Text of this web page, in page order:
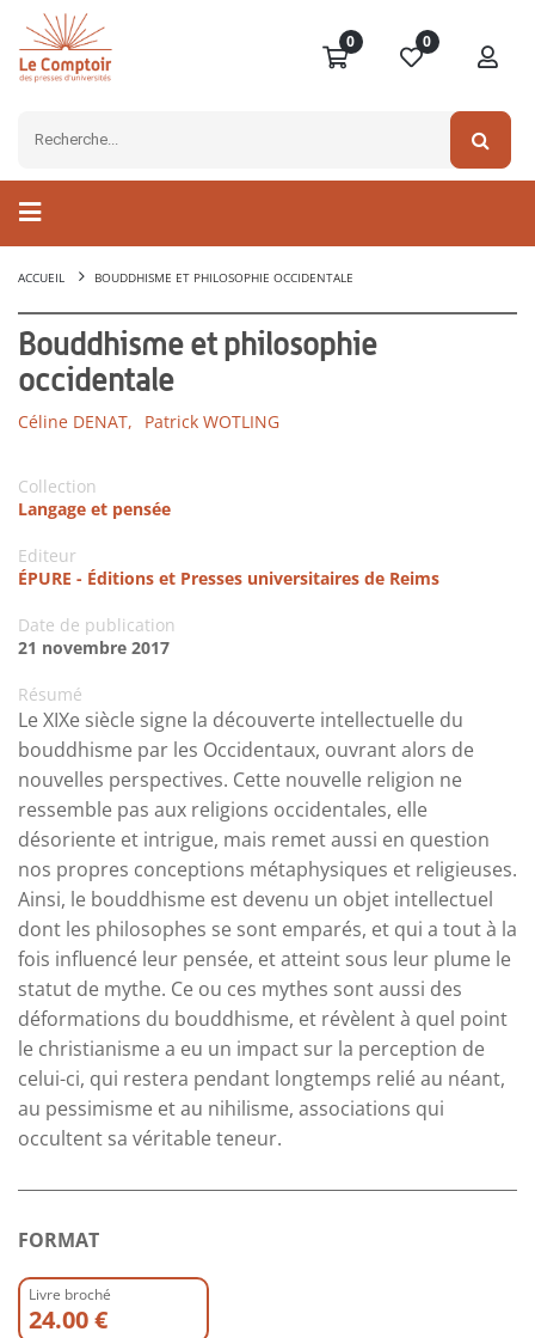
0 0
ACCUEIL BOUDDHISME ET PHILOSOPHIE OCCIDENTALE
Bouddhisme et philosophie
occidentale
Céline DENAT, Patrick WOTLING
Collection
Langage et pensée
Editeur
ÉPURE - Éditions et Presses universitaires de Reims
Date de publication
21 novembre 2017
Résumé
Le XIXe siècle signe la découverte intellectuelle du
bouddhisme par les Occidentaux, ouvrant alors de
nouvelles perspectives. Cette nouvelle religion ne
ressemble pas aux religions occidentales, elle
désoriente et intrigue, mais remet aussi en question
nos propres conceptions métaphysiques et religieuses.
Ainsi, le bouddhisme est devenu un objet intellectuel
dont les philosophes se sont emparés, et qui a tout à la
fois influencé leur pensée, et atteint sous leur plume le
statut de mythe. Ce ou ces mythes sont aussi des
déformations du bouddhisme, et révèlent à quel point
le christianisme a eu un impact sur la perception de
celui-ci, qui restera pendant longtemps relié au néant,
au pessimisme et au nihilisme, associations qui
occultent sa véritable teneur.
FORMAT
Livre broché
24.00 €